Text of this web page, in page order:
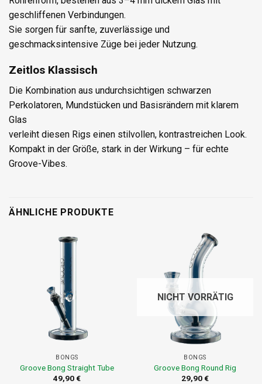
geschliffenen Verbindungen.
Sie sorgen für sanfte, zuverlässige und
geschmacksintensive Züge bei jeder Nutzung.
Zeitlos Klassisch
Die Kombination aus undurchsichtigen schwarzen
Perkolatoren, Mundstücken und Basisrändern mit klarem
Glas
verleiht diesen Rigs einen stilvollen, kontrastreichen Look.
Kompakt in der Größe, stark in der Wirkung – für echte
Groove-Vibes.
ÄHNLICHE PRODUKTE
BONGS
Groove Bong Straight Tube
49,90€
NICHT VORRÄTIG
BONGS
Groove Bong Round Rig
29,90€